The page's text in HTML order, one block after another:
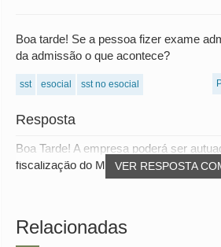
Boa tarde! Se a pessoa fizer exame
da admissão o que acontece?
sst esocial sst no esocial
Resposta
VER RESPOSTA
Boa Tarde! A empresa poderá ser
fiscalização do MTE
Relacionadas